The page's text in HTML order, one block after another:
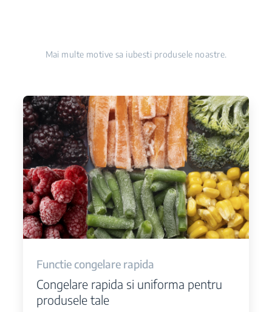
Mai multe motive sa iubesti produsele noastre.
Functie congelare rapida
Congelare rapida si uniforma pentru
produsele tale